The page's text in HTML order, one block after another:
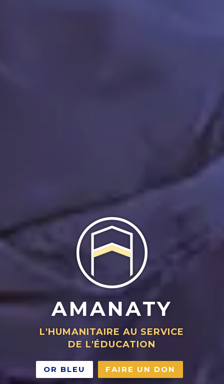
AMANATY
L'HUMANITAIRE AU SERVICE
DE L'ÉDUCATION
OR BLEU FAIRE UN DON